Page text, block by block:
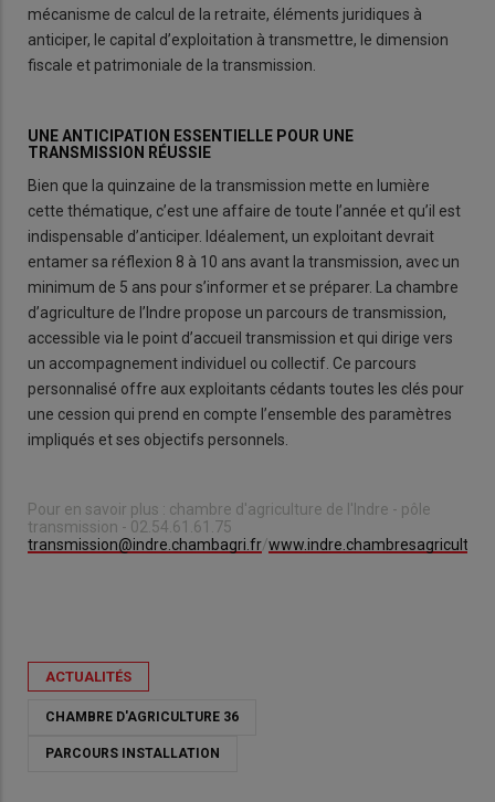
mécanisme de calcul de la retraite, éléments juridiques à
anticiper, le capital d’exploitation à transmettre, le dimension
fiscale et patrimoniale de la transmission.
UNE ANTICIPATION ESSENTIELLE POUR UNE
TRANSMISSION RÉUSSIE
Bien que la quinzaine de la transmission mette en lumière
cette thématique, c’est une affaire de toute l’année et qu’il est
indispensable d’anticiper. Idéalement, un exploitant devrait
entamer sa réflexion 8 à 10 ans avant la transmission, avec un
minimum de 5 ans pour s’informer et se préparer. La chambre
d’agriculture de l’Indre propose un parcours de transmission,
accessible via le point d’accueil transmission et qui dirige vers
un accompagnement individuel ou collectif. Ce parcours
personnalisé offre aux exploitants cédants toutes les clés pour
une cession qui prend en compte l’ensemble des paramètres
impliqués et ses objectifs personnels.
Pour en savoir plus : chambre d'agriculture de l'Indre - pôle
transmission - 02.54.61.61.75
transmission@indre.chambagri.fr/
ACTUALITÉS
CHAMBRE D'AGRICULTURE 36
PARCOURS INSTALLATION